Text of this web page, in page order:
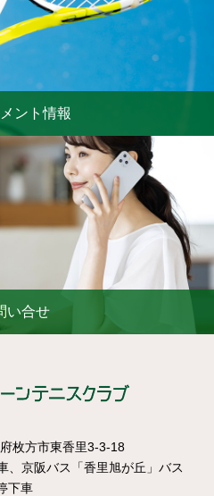
ント情報
い合せ
枚方市東香里3-3-18
、京阪バス「香里旭が丘」バス
下車